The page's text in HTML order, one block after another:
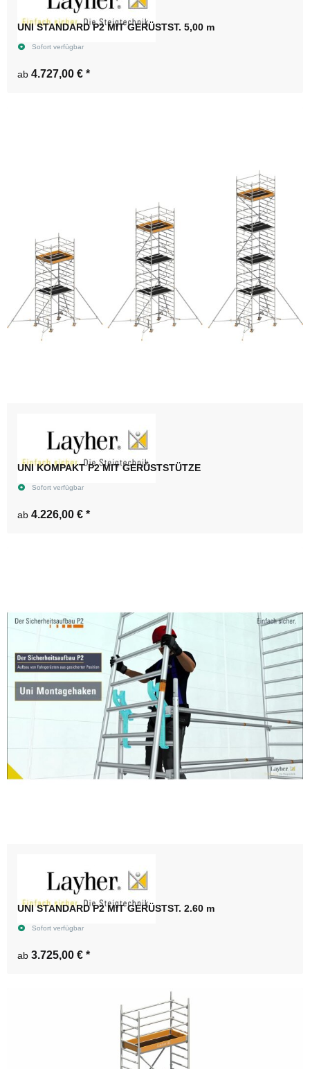
UNI STANDARD P2 MIT GERÜSTST. 5,00 m
Sofort verfügbar
ab 4.727,00 € *
UNI KOMPAKT P2 MIT GERÜSTSTÜTZE
Sofort verfügbar
ab 4.226,00 € *
UNI STANDARD P2 MIT GERÜSTST. 2.60 m
Sofort verfügbar
ab 3.725,00 € *